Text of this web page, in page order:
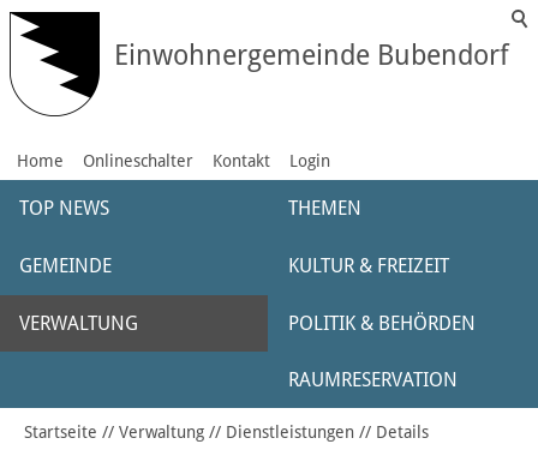
Einwohnergemeinde Bubendorf
Home Onlineschalter Kontakt Login
TOP NEWS THEMEN
GEMEINDE KULTUR & FREIZEIT
VERWALTUNG POLITIK & BEHÖRDEN
RAUMRESERVATION
Startseite Verwaltung Dienstleistungen Details